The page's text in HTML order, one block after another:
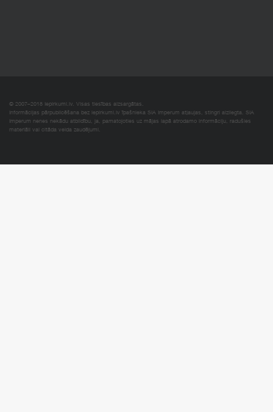
© 2007–2018 Iepirkumi.lv. Visas tiesības aizsargātas.
Informācijas pārpublicēšana bez iepirkumi.lv īpašnieka SIA Imperum atļaujas, stingri aizliegta. SIA
Imperum nenes nekādu atbildību, ja, pamatojoties uz mājas lapā atrodamo informāciju, radušies
materiāli vai citāda veida zaudējumi.